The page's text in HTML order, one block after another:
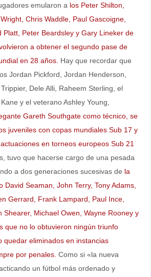
emularon a los Peter Shilton,
Chris Waddle, Paul Gascoigne,
Platt, Peter Beardsley y Gary Lineker de
a obtener el segundo pase de
en 28 años. Hay que recordar que
Jordan Pickford, Jordan Henderson,
Dele Alli, Raheem Sterling, el
y el veterano Ashley Young,
Gareth Southgate como técnico, se
juveniles con copas mundiales Sub 17 y
en torneos europeos Sub 21
tuvo que hacerse cargo de una pesada
a dos generaciones sucesivas de la
David Seaman, John Terry, Tony Adams,
Gerrard, Frank Lampard, Paul Ince,
Shearer, Michael Owen, Wayne Rooney y
que no lo obtuvieron ningún triunfo
quedar eliminados en instancias
por penales. Como si «la nueva
un fútbol más ordenado y